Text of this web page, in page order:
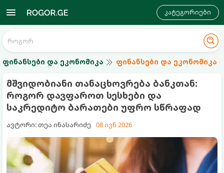
კატეგორიები
ფინანსები და ეკონომიკა ფინანსები და ეკონომიკა
მშვიდობიანი თანაცხოვრება ბანკთან:
როგორ დავფაროთ სესხები და
საკრედიტო ბარათები უფრო სწრაფად
ავტორი: თეა ინასარიძე 08 ივნ 2026